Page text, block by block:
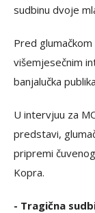
sudbinu dvoje
Pred
višemjesečnim
banjalučka
U intervjuu za
predstavi,
pripremi
Kopra.
- Tragična